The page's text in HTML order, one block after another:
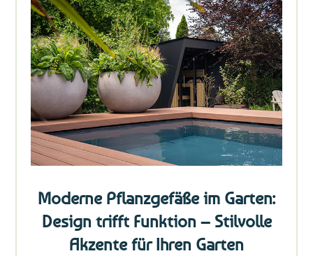
Moderne Pflanzgefäße im Garten:
Design trifft Funktion – Stilvolle
Akzente für Ihren Garten